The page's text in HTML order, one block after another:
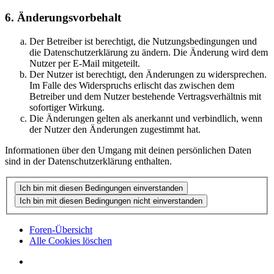
6. Änderungsvorbehalt
Der Betreiber ist berechtigt, die Nutzungsbedingungen und
die Datenschutzerklärung zu ändern. Die Änderung wird dem
Nutzer per E-Mail mitgeteilt.
Der Nutzer ist berechtigt, den Änderungen zu widersprechen.
Im Falle des Widerspruchs erlischt das zwischen dem
Betreiber und dem Nutzer bestehende Vertragsverhältnis mit
sofortiger Wirkung.
Die Änderungen gelten als anerkannt und verbindlich, wenn
der Nutzer den Änderungen zugestimmt hat.
Informationen über den Umgang mit deinen persönlichen Daten
sind in der Datenschutzerklärung enthalten.
Foren-Übersicht
Alle Cookies löschen